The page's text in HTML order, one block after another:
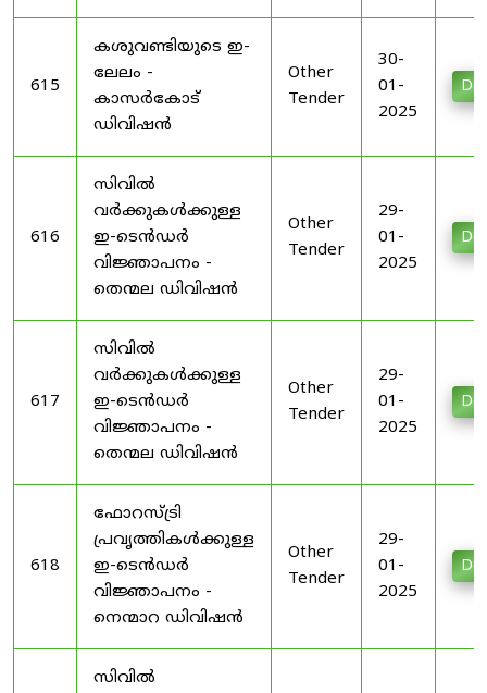
615
കശുവണ്ടിയുടെ ഇ-
ലേലം -
കാസർകോട്
ഡിവിഷൻ
Other
Tender
30-
01-
2025
616
സിവിൽ
വർക്കുകൾക്കുള്ള
ഇ-ടെൻഡർ
വിജ്ഞാപനം -
തെന്മല ഡിവിഷൻ
Other
Tender
29-
01-
2025
617
സിവിൽ
വർക്കുകൾക്കുള്ള
ഇ-ടെൻഡർ
വിജ്ഞാപനം -
തെന്മല ഡിവിഷൻ
Other
Tender
29-
01-
2025
618
ഫോറസ്ട്രി
പ്രവൃത്തികൾക്കുള്ള
ഇ-ടെൻഡർ
വിജ്ഞാപനം -
നെന്മാറ ഡിവിഷൻ
Other
Tender
29-
01-
2025
സിവിൽ